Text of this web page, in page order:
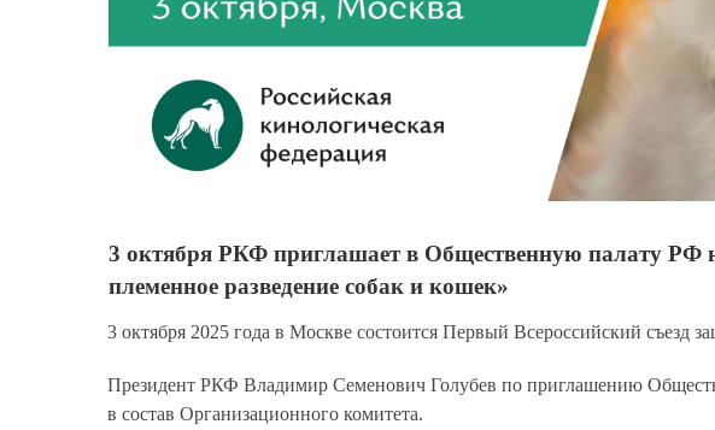
3 октября РКФ приглашает в Общественную палату РФ
племенное разведение собак и кошек»
3 октября 2025 года в Москве состоится Первый Всероссийский съезд
Президент РКФ Владимир Семенович Голубев по приглашению
в состав Организационного комитета.